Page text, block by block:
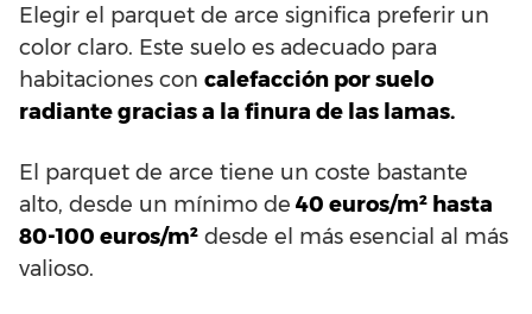
Elegir el parquet de arce significa preferir un
color claro. Este suelo es adecuado para
habitaciones con calefacción por suelo
radiante gracias a la finura de las lamas.
El parquet de arce tiene un coste bastante
alto, desde un mínimo de 40 euros/m² hasta
80-100 euros/m² desde el más esencial al más
valioso.